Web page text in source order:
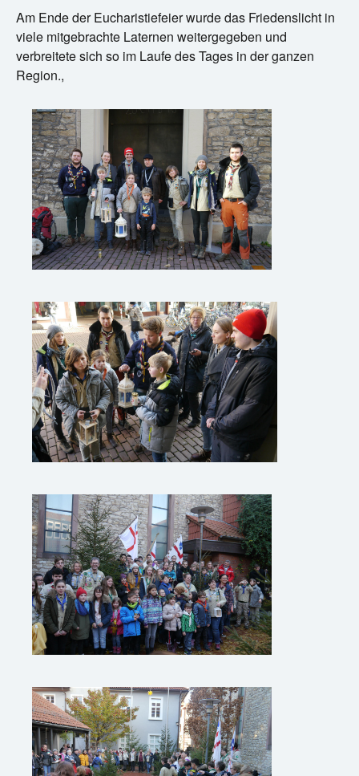
Am Ende der Eucharistiefeier wurde das Friedenslicht in
viele mitgebrachte Laternen weitergegeben und
verbreitete sich so im Laufe des Tages in der ganzen
Region.,